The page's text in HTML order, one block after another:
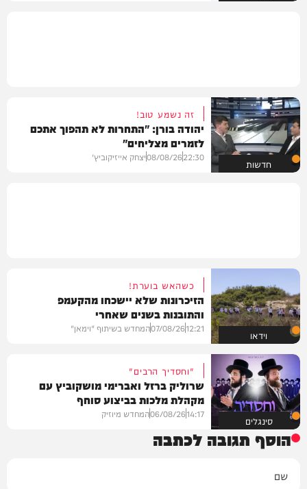
חדשות
זה נשמע טוב!
יהודה בורן: "התחרות לא תהפוך אתכם
לזמרים מצליחים"
22:30
08/08/26יצחק אייזיקוביץ'
וידאו
כשהאש בוערת!
הזיכרונות שלא יישכחו מהקעמפ
והתובנות בשנים שאחרי
12:21
07/08/26המחדש בשיתוף "וימאן"
סינגלים
"וחסדיך הרבים"
שרוליק ברזל ואברימי מושקוביץ עם
מקהלת מלכות בביצוע סוחף
14:17
06/08/26המחדש מיוזיק
הוסף תגובה לכתבה